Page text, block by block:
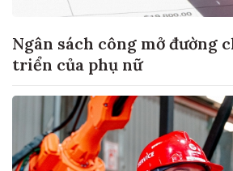
Ngân sách công mở đường
triển của phụ nữ